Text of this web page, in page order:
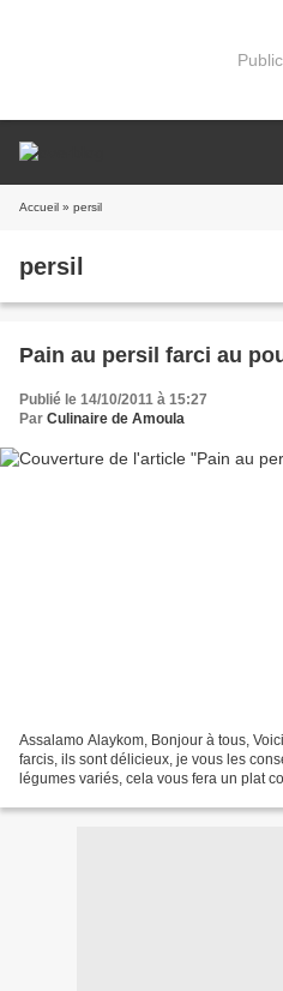
Accueil » persil
persil
Pain au persil farci au
Publié le 14/10/2011 à 15:27
Par Culinaire de Amoula
Assalamo Alaykom, Bonjour à tous,
farcis, ils sont délicieux, je vous les
légumes variés, cela vous fera un plat